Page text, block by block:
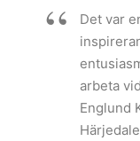
Det var
arbeta
Englund